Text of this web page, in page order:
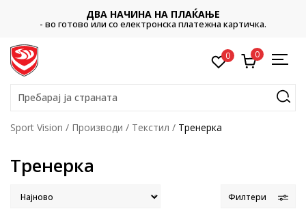
ДВА НАЧИНА НА ПЛАЌАЊЕ
- во готово или со електронска платежна картичка.
0 0
Пребарај ја страната
Sport Vision Производи Текстил Тренерка
Тренерка
Филтери